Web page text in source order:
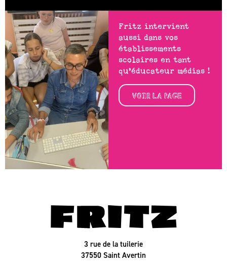
Fritz intervient
aussi dans vos
établissements
scolaires en tant
qu’éducateur médias !
VOIR LA PAGE
3 rue de la tuilerie
37550 Saint Avertin